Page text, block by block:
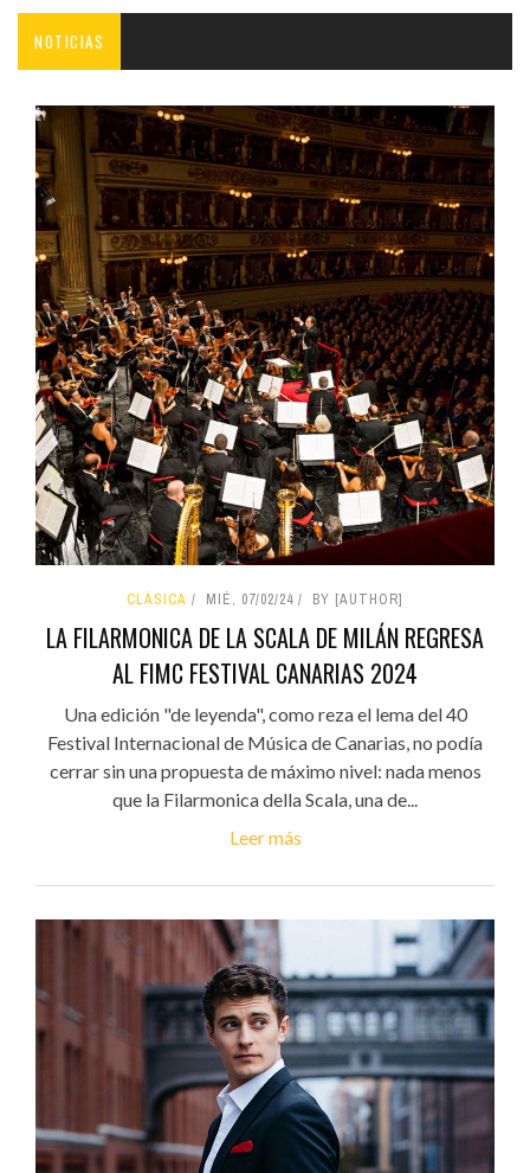
NOTICIAS
CLÁSICA MIÉ, 07/02/24 BY [AUTHOR]
LA FILARMONICA DE LA SCALA DE MILÁN REGRESA
AL FIMC FESTIVAL CANARIAS 2024
Una edición "de leyenda", como reza el lema del 40
Festival Internacional de Música de Canarias, no podía
cerrar sin una propuesta de máximo nivel: nada menos
que la Filarmonica della Scala, una de...
Leer más